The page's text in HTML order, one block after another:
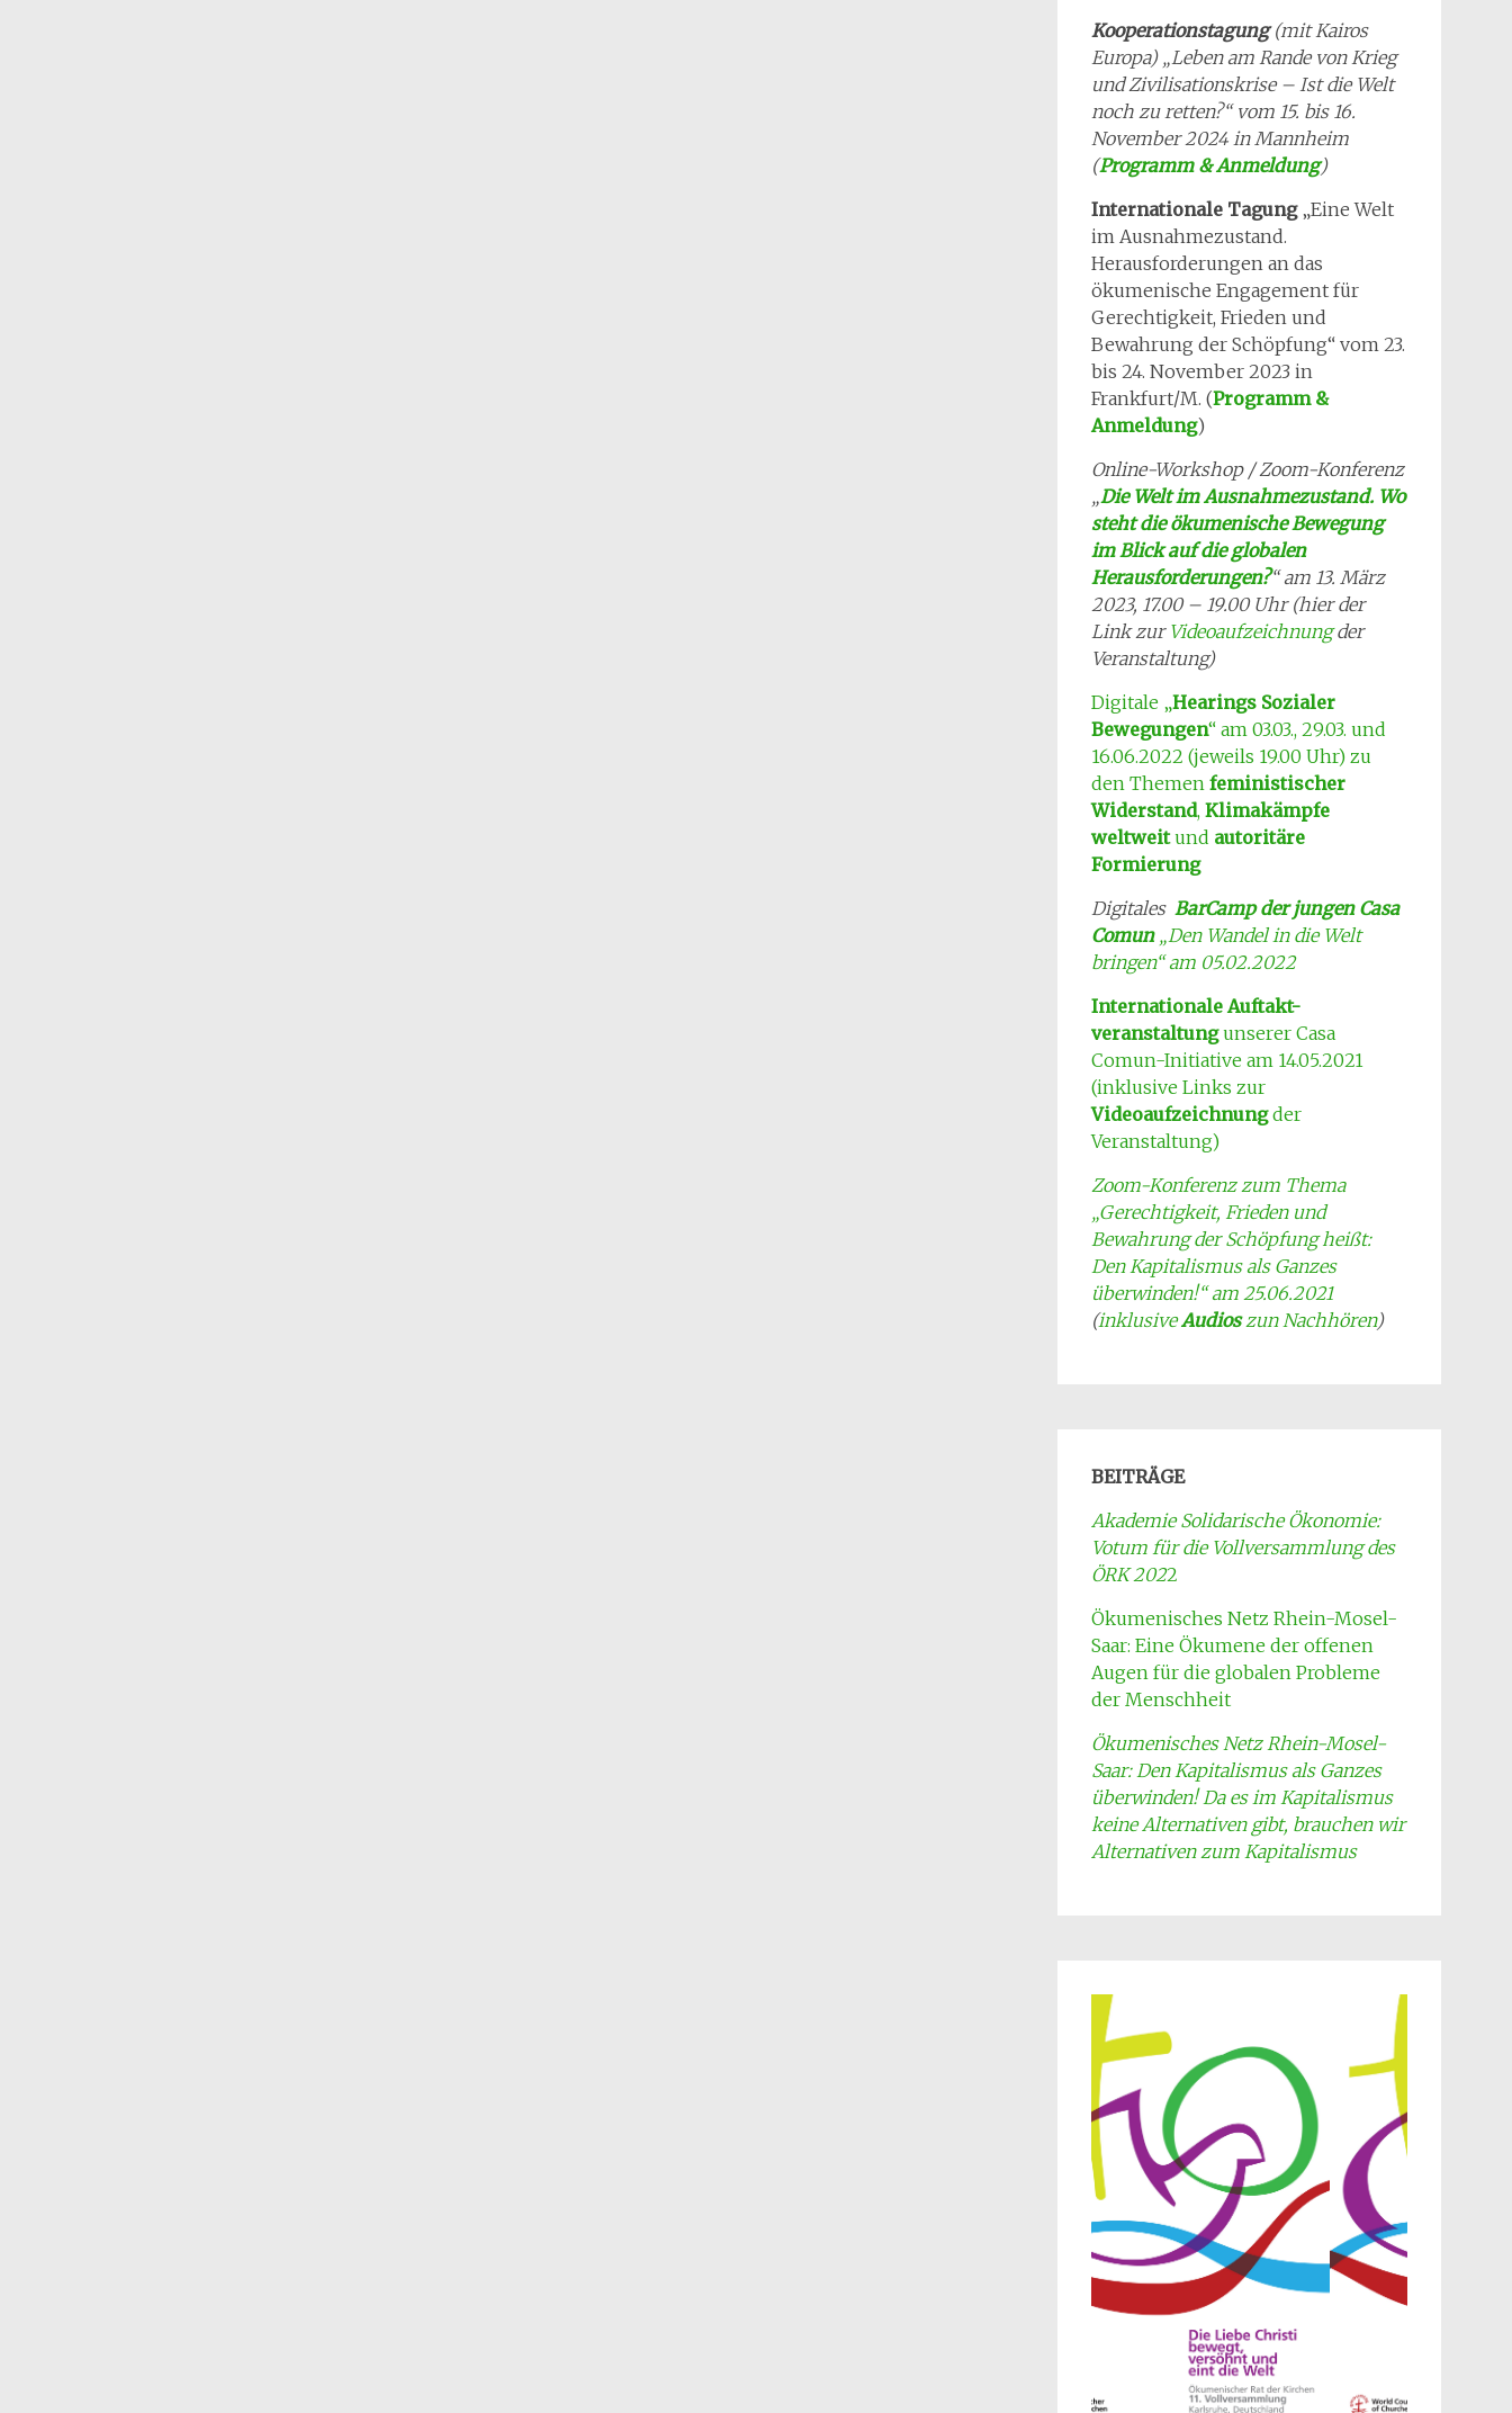
Kooperationstagung(mit Kairos
Europa) „Leben am Rande von Krieg
und Zivilisationskrise – Ist die Welt
noch zu retten?“ vom 15. bis 16.
November 2024 in Mannheim
(Programm & Anmeldung)
Internationale Tagung„Eine Welt
im Ausnahmezustand.
Herausforderungen an das
ökumenische Engagement für
Gerechtigkeit, Frieden und
Bewahrung der Schöpfung“ vom 23.
bis 24. November 2023 in
Frankfurt/M. (Programm &
Anmeldung)
Online-Workshop / Zoom-Konferenz
„Die Welt im Ausnahmezustand. Wo
steht die ökumenische Bewegung
im Blick auf die globalen
Herausforderungen?“ am 13. März
2023, 17.00 – 19.00 Uhr (hier der
Link zur Videoaufzeichnungder
Veranstaltung)
Digitale „Hearings Sozialer
Bewegungen“ am 03.03., 29.03. und
16.06.2022 (jeweils 19.00 Uhr) zu
den Themen feministischer
Widerstand, Klimakämpfe
weltweitund autoritäre
Formierung
Digitales BarCamp der jungen Casa
Comun„Den Wandel in die Welt
bringen“ am 05.02.2022
Internationale Auftakt-
veranstaltungunserer Casa
Comun-Initiative am 14.05.2021
(inklusive Links zur
Videoaufzeichnungder
Veranstaltung)
Zoom-Konferenz zum Thema
„Gerechtigkeit, Frieden und
Bewahrung der Schöpfung heißt:
Den Kapitalismus als Ganzes
überwinden!“ am 25.06.2021
(inklusiveAudioszun Nachhören)
BEITRÄGE
Akademie Solidarische Ökonomie:
Votum für die Vollversammlung des
ÖRK 2022
Ökumenisches Netz Rhein-Mosel-
Saar: Eine Ökumene der offenen
Augen für die globalen Probleme
der Menschheit
Ökumenisches Netz Rhein-Mosel-
Saar: Den Kapitalismus als Ganzes
überwinden! Da es im Kapitalismus
keine Alternativen gibt, brauchen wir
Alternativen zum Kapitalismus